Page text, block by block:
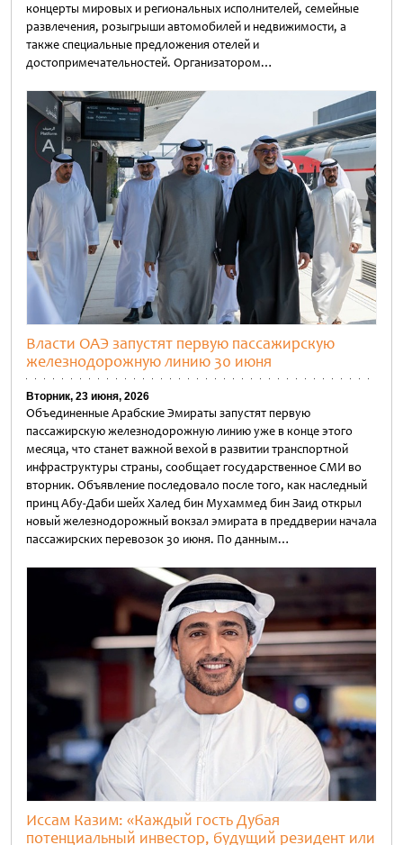
концерты мировых и региональных исполнителей, семейные
развлечения, розыгрыши автомобилей и недвижимости, а
также специальные предложения отелей и
достопримечательностей. Организатором…
Власти ОАЭ запустят первую пассажирскую
железнодорожную линию 30 июня
Вторник, 23 июня, 2026
Объединенные Арабские Эмираты запустят первую
пассажирскую железнодорожную линию уже в конце этого
месяца, что станет важной вехой в развитии транспортной
инфраструктуры страны, сообщает государственное СМИ во
вторник. Объявление последовало после того, как наследный
принц Абу-Даби шейх Халед бин Мухаммед бин Заид открыл
новый железнодорожный вокзал эмирата в преддверии начала
пассажирских перевозок 30 июня. По данным…
Иссам Казим: «Каждый гость Дубая
потенциальный инвестор, будущий резидент или